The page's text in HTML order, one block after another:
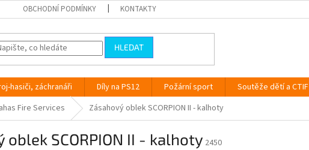
OBCHODNÍ PODMÍNKY KONTAKTY
HLEDAT
hasiči, záchranáři Díly na PS12 Požární sport Soutěže dětí a CTIF
Fire Services Zásahový oblek SCORPION II - kalhoty
oblek SCORPION II - kalhoty 2450